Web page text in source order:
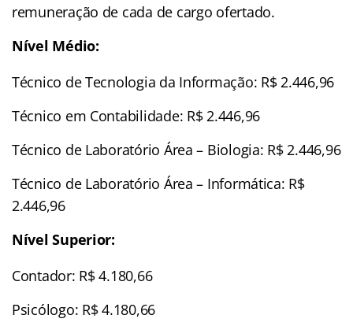
remuneração de cada de cargo ofertado.
Nível Médio:
Técnico de Tecnologia da Informação: R$ 2.446,96
Técnico em Contabilidade: R$ 2.446,96
Técnico de Laboratório Área – Biologia: R$ 2.446,96
Técnico de Laboratório Área – Informática: R$
2.446,96
Nível Superior:
Contador: R$ 4.180,66
Psicólogo: R$ 4.180,66